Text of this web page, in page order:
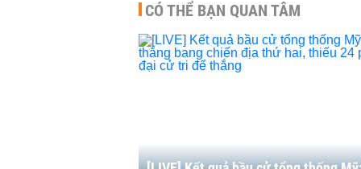
CÓ THỂ BẠN QUAN TÂM